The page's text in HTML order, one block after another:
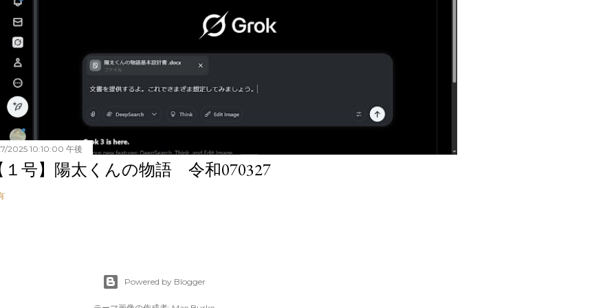
2025 10:10:00 午後
１号】陽太くんの物語 令和070327
Powered by Blogger